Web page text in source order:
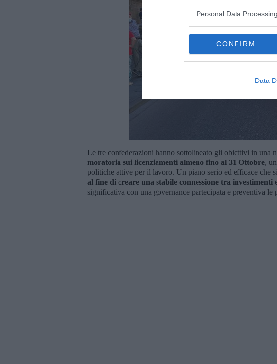
Personal Data
CONFIRM
Data
Le tre confederazioni hanno sottolineato gli obiettivi in una
moratoria sui licenziamenti almeno fino al 31 Ottobre,
politiche attive per il lavoro. Un piano serio ed efficace che
al fine di creare una stabile connessione tra investimenti
significativa con una governance partecipata e preventiva le